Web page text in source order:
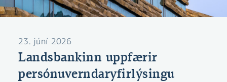
23. júní 2026
Landsbankinn uppfærir
persónuverndaryfirlýsingu